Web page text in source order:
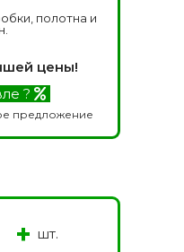
полотна и
цены!
?
предложение
+ шт.